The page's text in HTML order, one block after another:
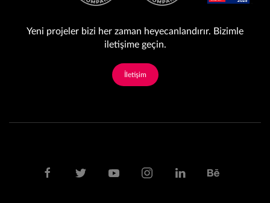
Yeni projeler bizi her zaman heyecanlandırır. Bizimle
iletişime geçin.
İletişim